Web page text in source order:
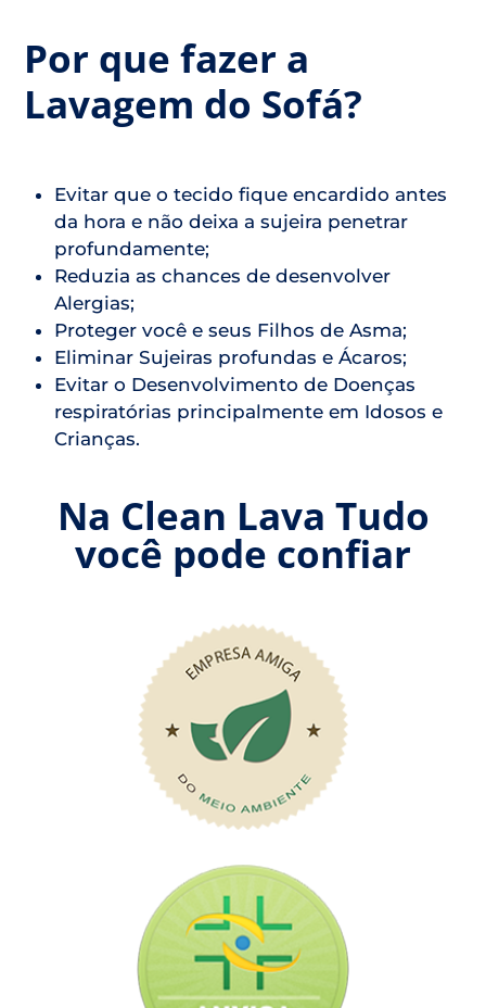
Por que fazer a
Lavagem do Sofá?
Evitar que o tecido fique encardido antes
da hora e não deixa a sujeira penetrar
profundamente;
Reduzia as chances de desenvolver
Alergias;
Proteger você e seus Filhos de Asma;
Eliminar Sujeiras profundas e Ácaros;
Evitar o Desenvolvimento de Doenças
respiratórias principalmente em Idosos e
Crianças.
Na Clean Lava Tudo
você pode confiar